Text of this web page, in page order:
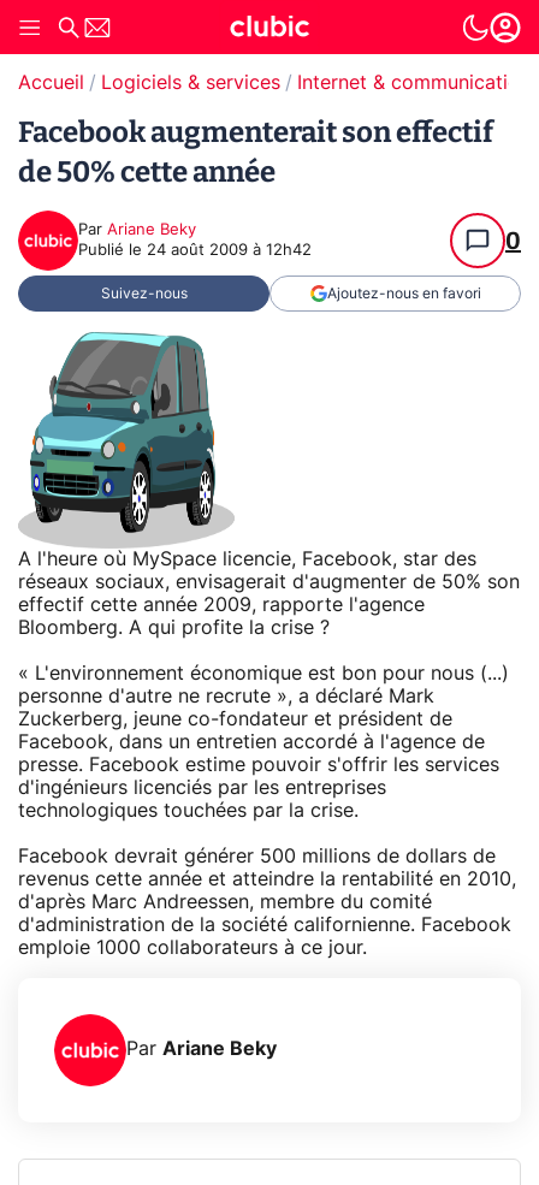
Accueil Logiciels & services Internet & communication
Facebook augmenterait son effectif
de 50% cette année
Par Ariane Beky
Publié le 24 août 2009 à 12h42 0
Suivez-nous Ajoutez-nous en favori
A l'heure où MySpace licencie, Facebook, star des
réseaux sociaux, envisagerait d'augmenter de 50% son
effectif cette année 2009, rapporte l'agence
Bloomberg. A qui profite la crise ?
« L'environnement économique est bon pour nous (...)
personne d'autre ne recrute », a déclaré Mark
Zuckerberg, jeune co-fondateur et président de
Facebook, dans un entretien accordé à l'agence de
presse. Facebook estime pouvoir s'offrir les services
d'ingénieurs licenciés par les entreprises
technologiques touchées par la crise.
Facebook devrait générer 500 millions de dollars de
revenus cette année et atteindre la rentabilité en 2010,
d'après Marc Andreessen, membre du comité
d'administration de la société californienne. Facebook
emploie 1000 collaborateurs à ce jour.
Par Ariane Beky